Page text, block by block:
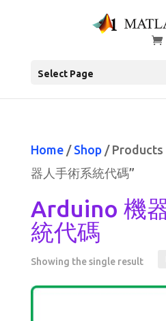
Select Page
Home/ Shop/ Products
器人手術系統代碼”
Arduino 機
統代碼
Showing the single result